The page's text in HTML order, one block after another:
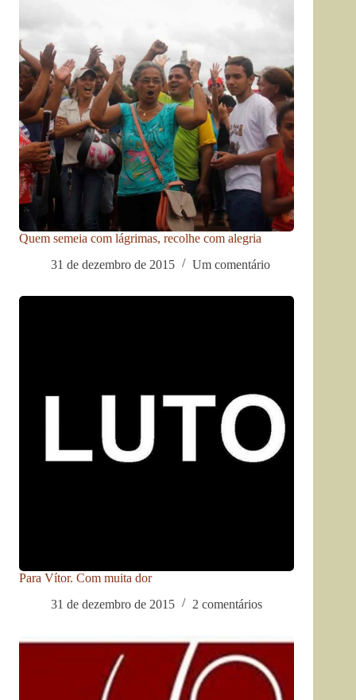
Quem semeia com lágrimas, recolhe com alegria
31 de dezembro de 2015
Um comentário
Para Vítor. Com muita dor
31 de dezembro de 2015
2 comentários